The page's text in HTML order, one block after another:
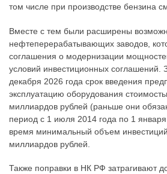
том числе при производстве бензина
Вместе с тем были расширены
нефтеперерабатывающих заводов,
соглашения о модернизации
условий инвестиционных соглашений.
декабря 2026 года срок введения
эксплуатацию оборудования
миллиардов рублей (раньше они
период с 1 июля 2014 года по 1
время минимальный объем
миллиардов рублей.
Также поправки в НК РФ затрагивают